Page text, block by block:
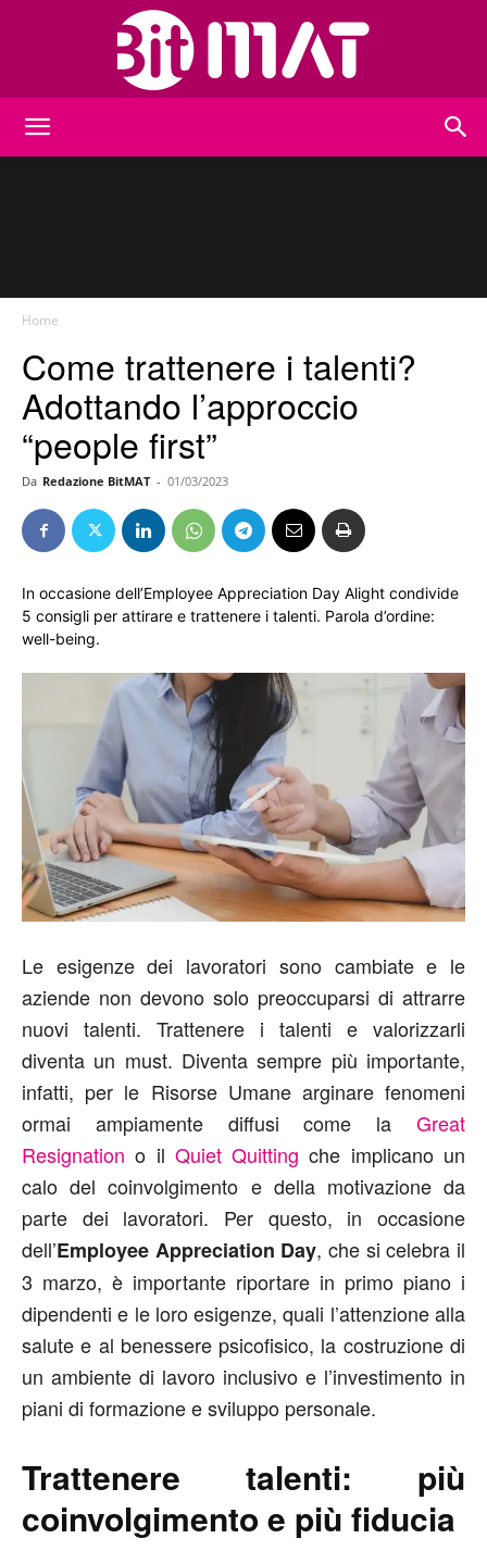
Home
Come trattenere i talenti?
Adottando l’approccio
“people first”
Da Redazione BitMAT - 01/03/2023
In occasione dell’Employee Appreciation Day Alight condivide
5 consigli per attirare e trattenere i talenti. Parola d’ordine:
well-being.
Le esigenze dei lavoratori sono cambiate e le
aziende non devono solo preoccuparsi di attrarre
nuovi talenti. Trattenere i talenti e valorizzarli
diventa un must. Diventa sempre più importante,
infatti, per le Risorse Umane arginare fenomeni
ormai ampiamente diffusi come la Great
Resignation o il Quiet Quitting che implicano un
calo del coinvolgimento e della motivazione da
parte dei lavoratori. Per questo, in occasione
dell’Employee Appreciation Day, che si celebra il
3 marzo, è importante riportare in primo piano i
dipendenti e le loro esigenze, quali l’attenzione alla
salute e al benessere psicofisico, la costruzione di
un ambiente di lavoro inclusivo e l’investimento in
piani di formazione e sviluppo personale.
Trattenere talenti: più
coinvolgimento e più fiducia